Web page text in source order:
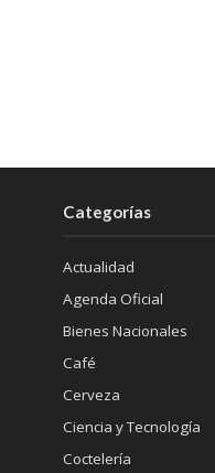
Categorías
Actualidad
Agenda Oficial
Bienes Nacionales
Café
Cerveza
Ciencia y Tecnología
Coctelería